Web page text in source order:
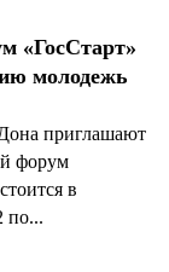
«ГосСтарт»
молодежь
приглашают
форум
в
по...